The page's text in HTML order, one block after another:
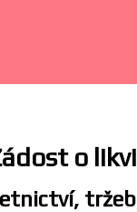
o